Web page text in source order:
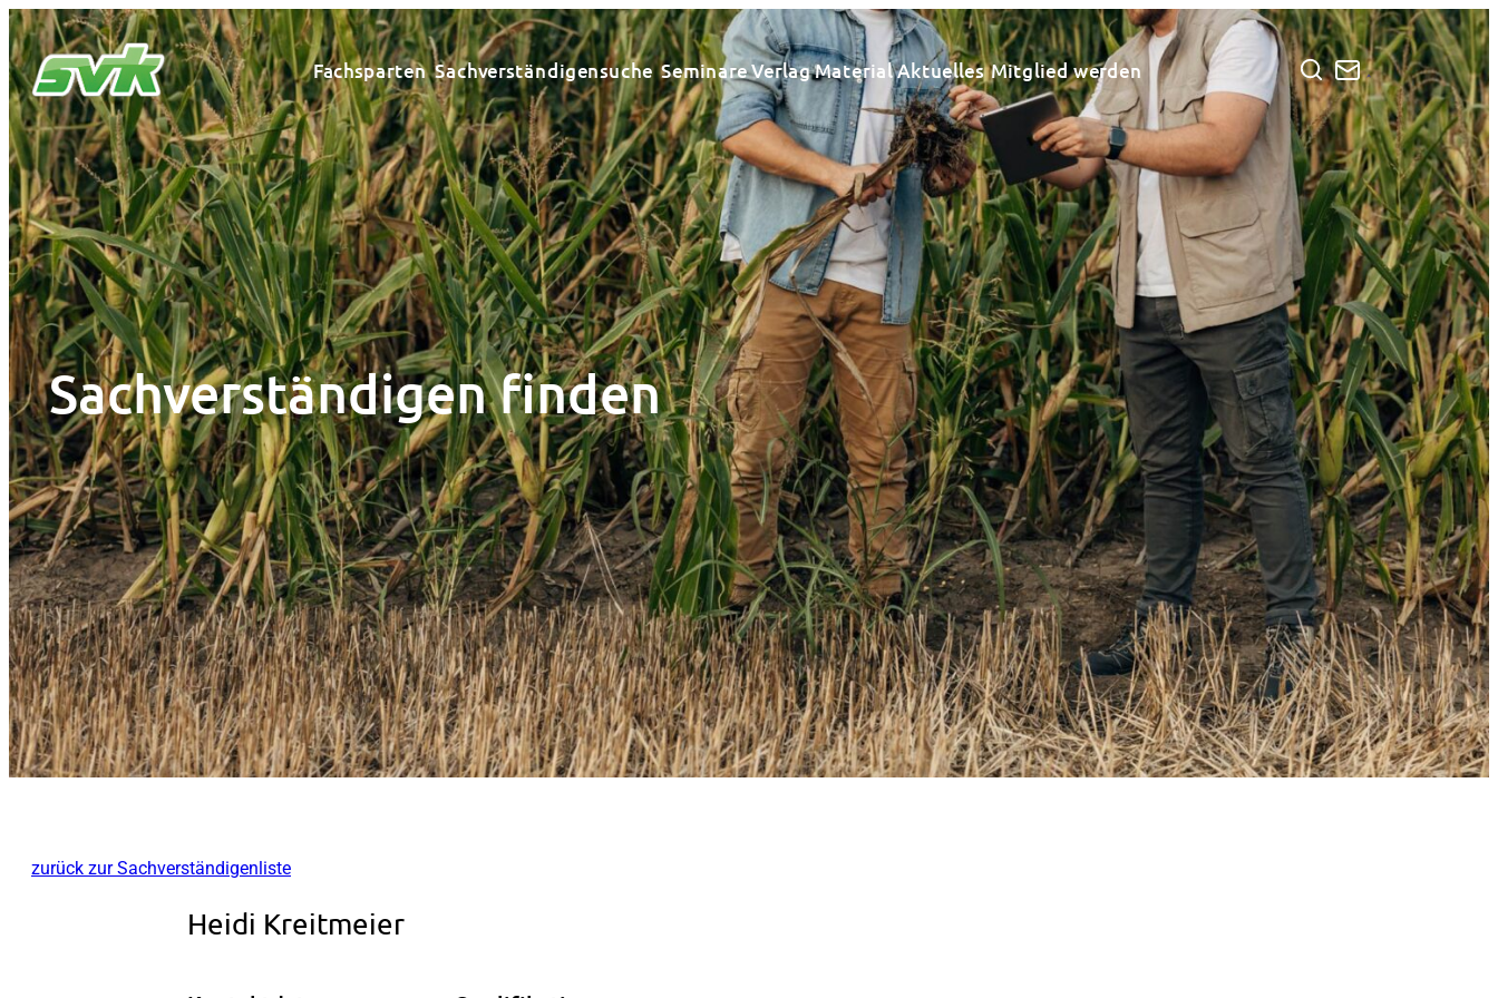
Zum
Inhalt
springen
Fachsparten Sachverständigensuche SeminareVerlagMaterialAktuelles Mitglied werden
Sachverständigen finden
zurück zur Sachverständigenliste
Heidi Kreitmeier